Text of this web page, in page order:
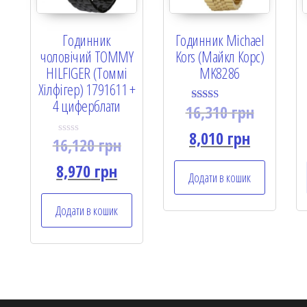
Годинник
чоловічий TOMMY
HILFIGER (Томмі
Хілфігер) 1791611 +
4 циферблати
R
a
t
e
d
0
o
u
t
f
16,120грн
8,970 грн
Додати в кошик
Годинник Michael
Kors (Майкл Корс)
MK8286
Rated
5.00
out of 5
16,310грн
8,010 грн
Додати в кошик